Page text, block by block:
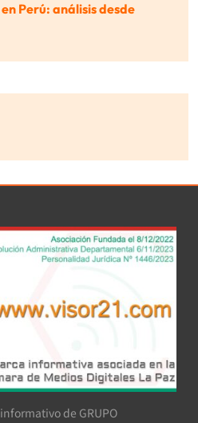
Perú: análisis desde
de GRUPO